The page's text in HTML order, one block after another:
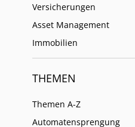
Versicherungen
Asset Management
Immobilien
THEMEN
Themen A-Z
Automatensprengung